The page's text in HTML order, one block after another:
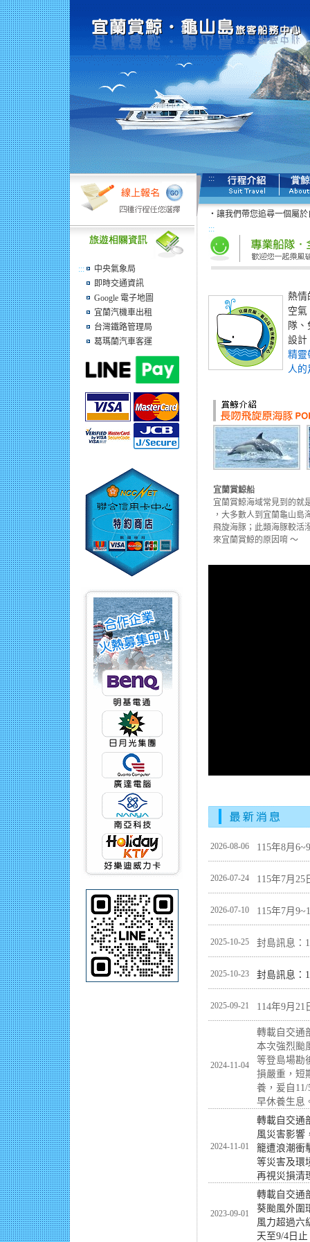
:::
中央氣象局
即時交通資訊
Google 電子地圖
宜蘭汽機車出租
台灣鐵路管理局
葛瑪蘭汽車客運
:::
‧讓我們帶您追尋一個屬
:::
熱情
空氣
隊
設計
精靈
人的
宜蘭賞鯨船
宜蘭賞鯨海域常見到的就
，大多數人到宜蘭龜山島
飛旋海豚；此類海豚較活
來宜蘭賞鯨的原因唷 ～
2026-08-06 115年8月
2026-07-24 115年7月
2026-07-10 115年7月
2025-10-25 封島訊息：
2025-10-23 封島訊息：
2025-09-21 114年9月
2024-11-04
轉載自交通
本次強烈颱
等登島場勘
損嚴重，短
養，爰自
早休養生息
2024-11-01
轉載自交通
風災害影響
籠遭浪潮衝
等災害及環
再視災損清
2023-09-01
轉載自交通
葵颱風外圍
風力超過六
天至9/4日